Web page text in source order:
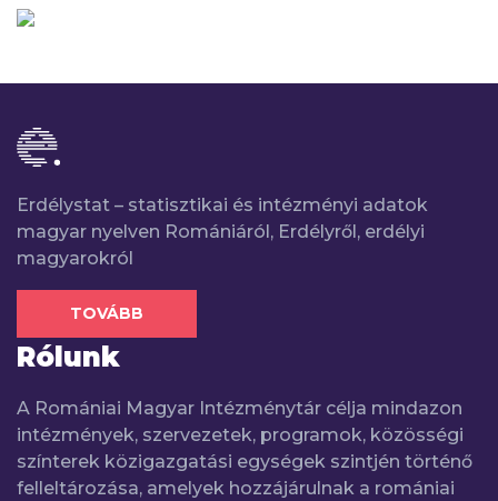
Erdélystat – statisztikai és intézményi adatok
magyar nyelven Romániáról, Erdélyről, erdélyi
magyarokról
TOVÁBB
Rólunk
A Romániai Magyar Intézménytár célja mindazon
intézmények, szervezetek, programok, közösségi
színterek közigazgatási egységek szintjén történő
felleltározása, amelyek hozzájárulnak a romániai